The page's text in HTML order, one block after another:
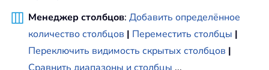
Менеджер столбцов: Добавить определённое
количество столбцов | Переместить столбцы |
Переключить видимость скрытых столбцов |